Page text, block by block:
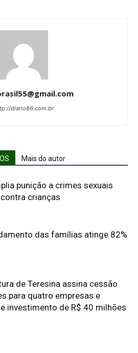
diario86.com.br
Mais do autor
punição a crimes sexuais
crianças
das famílias atinge 82%
de Teresina assina cessão
para quatro empresas e
investimento de R$ 40 milhões